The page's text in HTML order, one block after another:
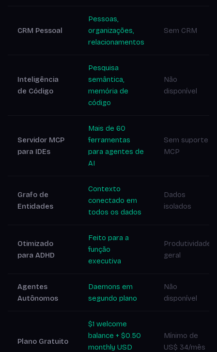
CRM Pessoal
Pessoas,
organizações,
relacionamentos
Sem CRM
Inteligência
de Código
Pesquisa
semântica,
memória de
código
Não
disponível
Servidor MCP
para IDEs
Mais de 60
ferramentas
para agentes de
AI
Sem suporte
MCP
Grafo de
Entidades
Contexto
conectado em
todos os dados
Dados
isolados
Otimizado
para ADHD
Feito para a
função
executiva
Produtividade
geral
Agentes
Autônomos
Daemons em
segundo plano
Não
disponível
Plano Gratuito
$1 welcome
balance + $0.50
monthly USD
Mínimo de
US$ 34/mês